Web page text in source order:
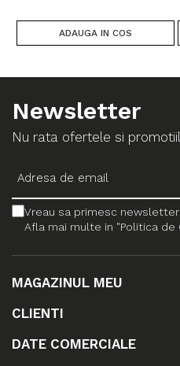
ADAUGA IN COS
Newsletter
Nu rata ofertele si
Vreau sa primesc
Afla mai multe in "Politica
MAGAZINUL MEU
CLIENTI
DATE COMERCIALE